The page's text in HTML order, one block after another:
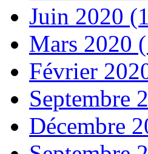
Juin 2020
Mars 2020
Février
Septembre
Décembre